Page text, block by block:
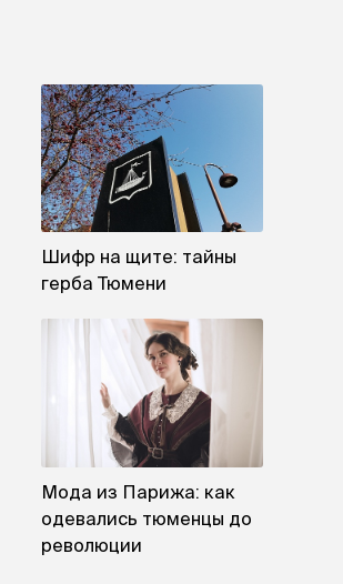
Шифр на щите: тайны
герба Тюмени
Мода из Парижа: как
одевались тюменцы до
революции